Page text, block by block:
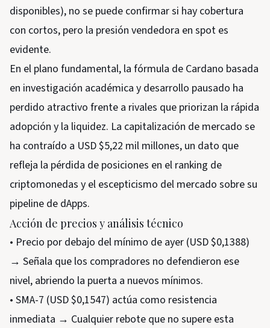
disponibles), no se puede confirmar si hay cobertura
con cortos, pero la presión vendedora en spot es
evidente.
En el plano fundamental, la fórmula de Cardano basada
en investigación académica y desarrollo pausado ha
perdido atractivo frente a rivales que priorizan la rápida
adopción y la liquidez. La capitalización de mercado se
ha contraído a USD $5,22 mil millones, un dato que
refleja la pérdida de posiciones en el ranking de
criptomonedas y el escepticismo del mercado sobre su
pipeline de dApps.
Acción de precios y análisis técnico
• Precio por debajo del mínimo de ayer (USD $0,1388)
→ Señala que los compradores no defendieron ese
nivel, abriendo la puerta a nuevos mínimos.
• SMA-7 (USD $0,1547) actúa como resistencia
inmediata → Cualquier rebote que no supere esta